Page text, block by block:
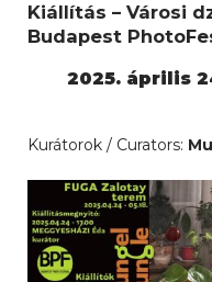
Kiállítás – Városi
Budapest
2025. április
Kurátorok / Curators: